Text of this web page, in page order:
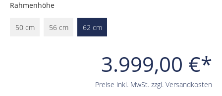
3.999,00 €*
Preise inkl. MwSt. zzgl. Versandkosten
Rahmenhöhe
50 cm 56 cm 62 cm